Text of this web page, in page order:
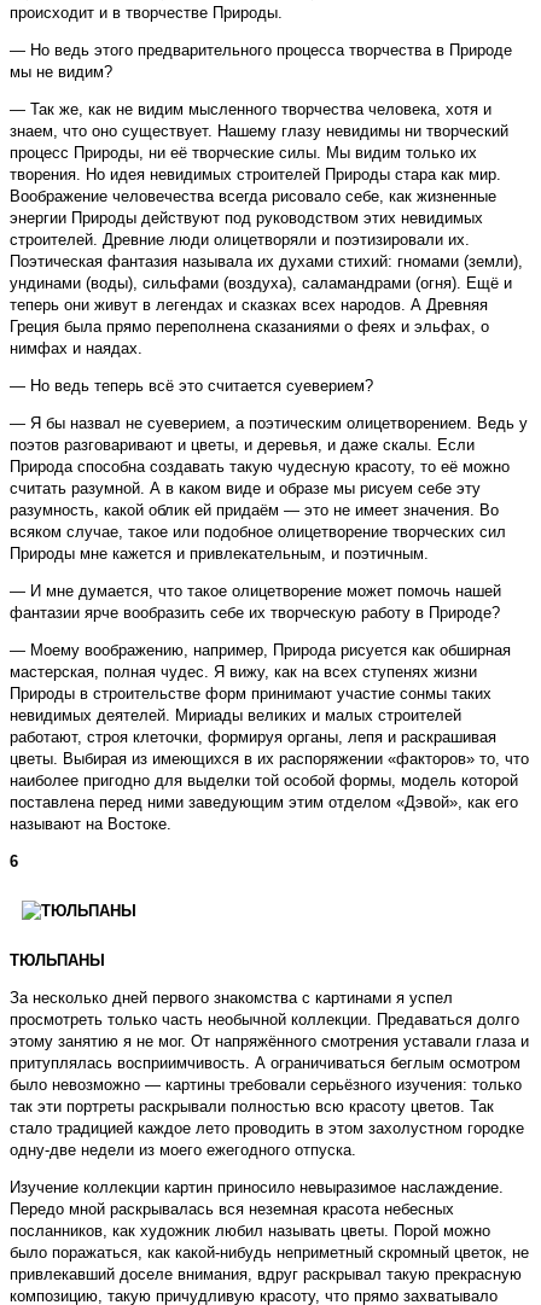
происходит и в творчестве Природы.
— Но ведь этого предварительного процесса творчества в Природе
мы не видим?
— Так же, как не видим мысленного творчества человека, хотя и
знаем, что оно существует. Нашему глазу невидимы ни творческий
процесс Природы, ни её творческие силы. Мы видим только их
творения. Но идея невидимых строителей Природы стара как мир.
Воображение человечества всегда рисовало себе, как жизненные
энергии Природы действуют под руководством этих невидимых
строителей. Древние люди олицетворяли и поэтизировали их.
Поэтическая фантазия называла их духами стихий: гномами (земли),
ундинами (воды), сильфами (воздуха), саламандрами (огня). Ещё и
теперь они живут в легендах и сказках всех народов. А Древняя
Греция была прямо переполнена сказаниями о феях и эльфах, о
нимфах и наядах.
— Но ведь теперь всё это считается суеверием?
— Я бы назвал не суеверием, а поэтическим олицетворением. Ведь у
поэтов разговаривают и цветы, и деревья, и даже скалы. Если
Природа способна создавать такую чудесную красоту, то её можно
считать разумной. А в каком виде и образе мы рисуем себе эту
разумность, какой облик ей придаём — это не имеет значения. Во
всяком случае, такое или подобное олицетворение творческих сил
Природы мне кажется и привлекательным, и поэтичным.
— И мне думается, что такое олицетворение может помочь нашей
фантазии ярче вообразить себе их творческую работу в Природе?
— Моему воображению, например, Природа рисуется как обширная
мастерская, полная чудес. Я вижу, как на всех ступенях жизни
Природы в строительстве форм принимают участие сонмы таких
невидимых деятелей. Мириады великих и малых строителей
работают, строя клеточки, формируя органы, лепя и раскрашивая
цветы. Выбирая из имеющихся в их распоряжении «факторов» то, что
наиболее пригодно для выделки той особой формы, модель которой
поставлена перед ними заведующим этим отделом «Дэвой», как его
называют на Востоке.
6
ТЮЛЬПАНЫ
За несколько дней первого знакомства с картинами я успел
просмотреть только часть необычной коллекции. Предаваться долго
этому занятию я не мог. От напряжённого смотрения уставали глаза и
притуплялась восприимчивость. А ограничиваться беглым осмотром
было невозможно — картины требовали серьёзного изучения: только
так эти портреты раскрывали полностью всю красоту цветов. Так
стало традицией каждое лето проводить в этом захолустном городке
одну-две недели из моего ежегодного отпуска.
Изучение коллекции картин приносило невыразимое наслаждение.
Передо мной раскрывалась вся неземная красота небесных
посланников, как художник любил называть цветы. Порой можно
было поражаться, как какой-нибудь неприметный скромный цветок, не
привлекавший доселе внимания, вдруг раскрывал такую прекрасную
композицию, такую причудливую красоту, что прямо захватывало